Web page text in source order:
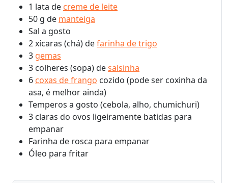
1 lata de creme de leite
50 g de manteiga
Sal a gosto
2 xícaras (chá) defarinha de trigo
3 gemas
3 colheres (sopa) desalsinha
6 coxas de frango cozido (pode ser coxinha da
asa, é melhor ainda)
Temperos a gosto (cebola, alho, chumichuri)
3 claras do ovos ligeiramente batidas para
empanar
Farinha de rosca para empanar
Óleo para fritar